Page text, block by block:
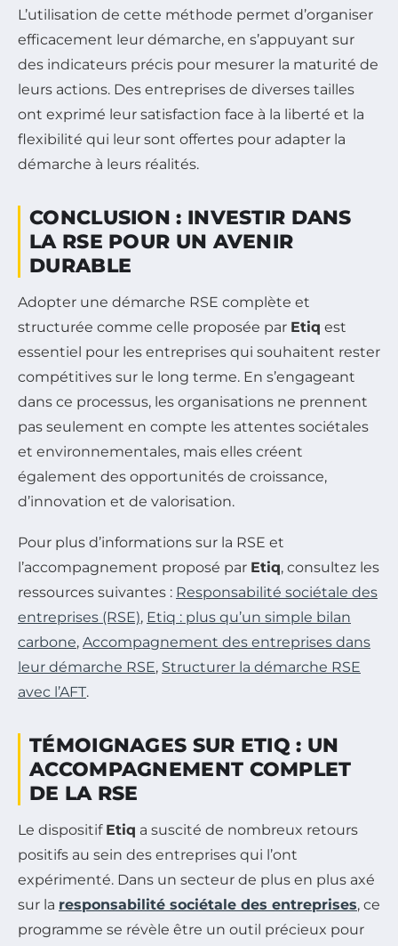
L’utilisation de cette méthode permet d’organiser
efficacement leur démarche, en s’appuyant sur
des indicateurs précis pour mesurer la maturité de
leurs actions. Des entreprises de diverses tailles
ont exprimé leur satisfaction face à la liberté et la
flexibilité qui leur sont offertes pour adapter la
démarche à leurs réalités.
CONCLUSION : INVESTIR DANS
LA RSE POUR UN AVENIR
DURABLE
Adopter une démarche RSE complète et
structurée comme celle proposée par Etiq est
essentiel pour les entreprises qui souhaitent rester
compétitives sur le long terme. En s’engageant
dans ce processus, les organisations ne prennent
pas seulement en compte les attentes sociétales
et environnementales, mais elles créent
également des opportunités de croissance,
d’innovation et de valorisation.
Pour plus d’informations sur la RSE et
l’accompagnement proposé par Etiq, consultez les
ressources suivantes : Responsabilité sociétale des
entreprises (RSE), Etiq : plus qu’un simple bilan
carbone, Accompagnement des entreprises dans
leur démarche RSE, Structurer la démarche RSE
avec l’AFT.
TÉMOIGNAGES SUR ETIQ : UN
ACCOMPAGNEMENT COMPLET
DE LA RSE
Le dispositif Etiq a suscité de nombreux retours
positifs au sein des entreprises qui l’ont
expérimenté. Dans un secteur de plus en plus axé
sur la responsabilité sociétale des entreprises, ce
programme se révèle être un outil précieux pour